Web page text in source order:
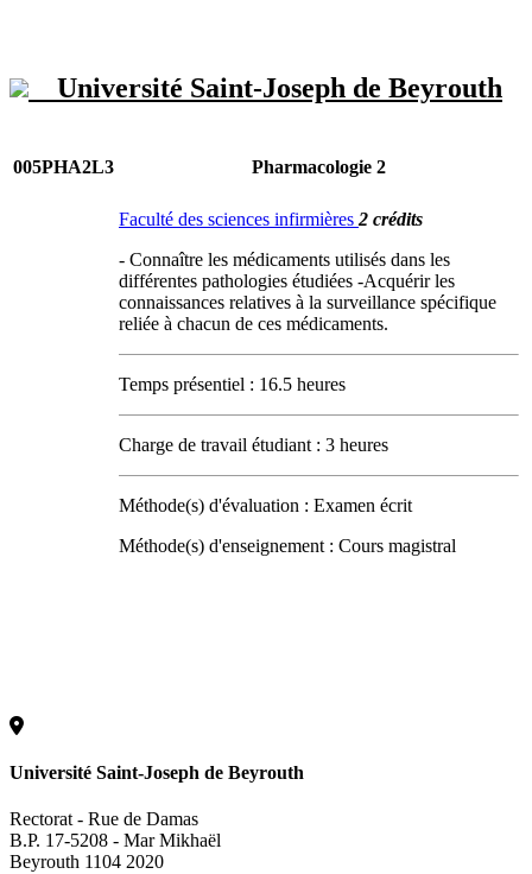
Université Saint-Joseph de Beyrouth
005PHA2L3 Pharmacologie 2
Faculté des sciences infirmières 2 crédits
- Connaître les médicaments utilisés dans les
différentes pathologies étudiées -Acquérir les
connaissances relatives à la surveillance spécifique
reliée à chacun de ces médicaments.
Temps présentiel : 16.5 heures
Charge de travail étudiant : 3 heures
Méthode(s) d'évaluation : Examen écrit
Méthode(s) d'enseignement : Cours magistral
Université Saint-Joseph de Beyrouth
Rectorat - Rue de Damas
B.P. 17-5208 - Mar Mikhaël
Beyrouth 1104 2020